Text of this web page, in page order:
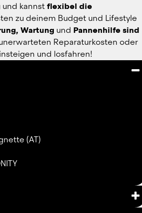
und kannst flexibel die
zu deinem Budget und Lifestyle
Wartung und Pannenhilfe sind
Reparaturkosten oder
und losfahren!
(AT)